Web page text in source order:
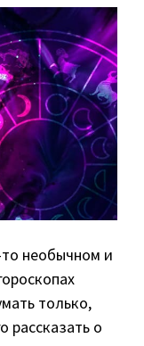
необычном и
только,
рассказать о